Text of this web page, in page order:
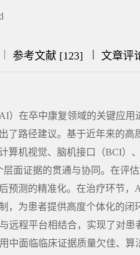
| 参考文献 [123] |||| 文章评
）在卒中康复领域的关键应
了路径建议。基于近年来的
算机视觉、脑机接口（BCI）
层面证据的贯通与协同。在评
预测的精准化。在治疗环节
，为患者提供高度个体化的闭
远程平台相结合，实现了对
中面临临床证据质量欠佳、